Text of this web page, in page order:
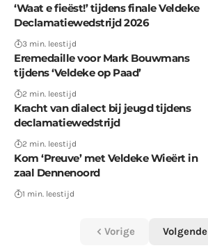
‘Waat e fieëst!’ tijdens finale Veldeke
Declamatiewedstrijd 2026
3 min. leestijd
Eremedaille voor Mark Bouwmans
tijdens ‘Veldeke op Paad’
2 min. leestijd
Kracht van dialect bij jeugd tijdens
declamatiewedstrijd
2 min. leestijd
Kom ‘Preuve’ met Veldeke Wieërt in
zaal Dennenoord
1 min. leestijd
Vorige Volgende